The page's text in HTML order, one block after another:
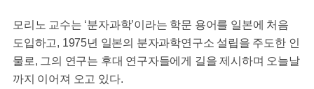
모리노 교수는 ‘분자과학’이라는 학문 용어를 일본에 처음
도입하고, 1975년 일본의 분자과학연구소 설립을 주도한 인
물로, 그의 연구는 후대 연구자들에게 길을 제시하며 오늘날
까지 이어져 오고 있다.